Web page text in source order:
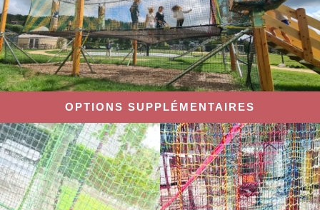
OPTIONS SUPPLÉMENTAIRES